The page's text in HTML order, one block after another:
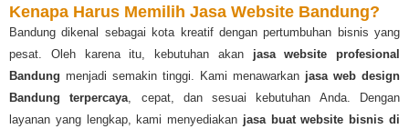
Kenapa Harus Memilih Jasa Website Bandung?
Bandung dikenal sebagai kota kreatif dengan pertumbuhan bisnis yang
pesat. Oleh karena itu, kebutuhan akan jasa website profesional
Bandung menjadi semakin tinggi. Kami menawarkan jasa web design
Bandung terpercaya, cepat, dan sesuai kebutuhan Anda. Dengan
layanan yang lengkap, kami menyediakan jasa buat website bisnis di